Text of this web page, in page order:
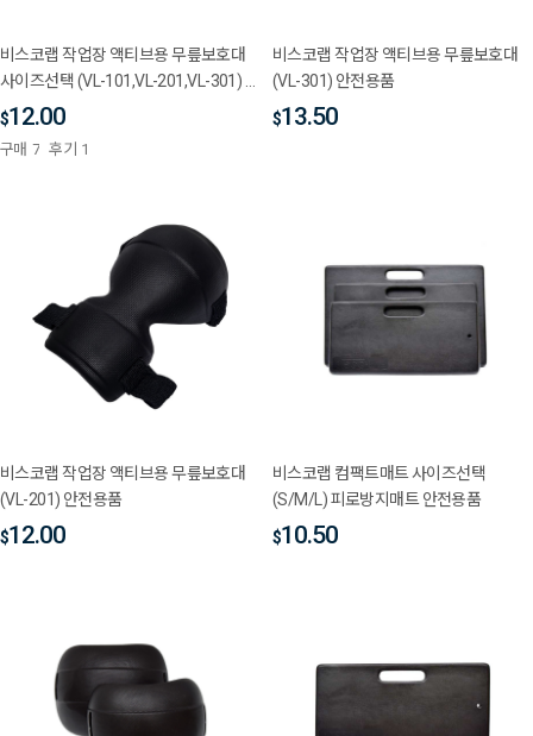
비스코랩 작업장 액티브용 무릎보호대
사이즈선택 (VL-101,VL-201,VL-301) 안
전용품
$12.00
구매 7 후기 1
비스코랩 작업장 액티브용 무릎보호대
(VL-301) 안전용품
$13.50
비스코랩 작업장 액티브용 무릎보호대
(VL-201) 안전용품
$12.00
비스코랩 컴팩트매트 사이즈선택
(S/M/L) 피로방지매트 안전용품
$10.50